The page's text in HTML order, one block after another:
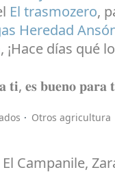
El trasmozero,
Heredad
, ¡Hace días qué
𝐭𝐢, 𝐞𝐬 𝐛𝐮𝐞𝐧𝐨 𝐩𝐚𝐫𝐚
Otros agricultura
Campanile,